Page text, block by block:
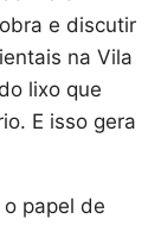
e discutir
na Vila
lixo que
E isso gera
papel de